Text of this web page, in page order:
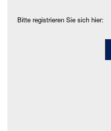
Bitte registrieren Sie sich hier: